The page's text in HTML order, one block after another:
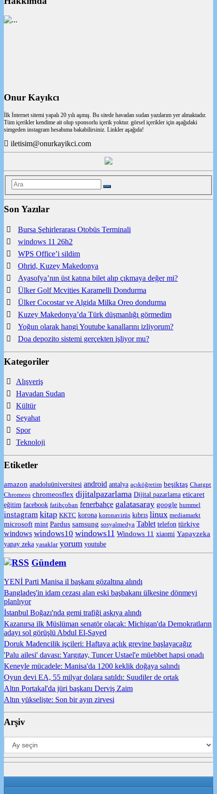
Onur Kayıkcı
İlk İnternet sitemi yapalı 20 yılı aşmış. Bu sitede havadan sudan yazılarım yer almaktadır.
Tüm içerikler kendime ait olup sponsorlu içerik yoktur. görsel içerikler için aşağıdaki
simgeden instagram hesabıma bakabilirsiniz. Linkler aşağıda!
iletisim@onurkayikci.com
Son Yazılar
Bursa Şehirlerarası Otobüs Terminali
windows 11 26h2
WPS Office’i sildim
Ohrid, Kuzey Makedonya
Ayasofya’nın üst katına bilet alıp çıkmaya değer mi?
Ülker Golf Mcvities Karamelli Dondurma
Ülker Cocostar ve Algida Milka Oreo dondurma
Kuzey Makedonya’da Türk düşmanlığı görmedim
Yoğun olarak hangi Youtube kanallarını izliyorum?
Doa depozito sistemi gerçekten işliyor mu?
Kategoriler
Alışveriş
Havadan Sudan
Kültür
Seyahat
Spor
Teknoloji
Etiketler
amazon anadoluüniversitesi android antalya açıköğretim beşiktaş Chatgpt
Chromeos chromeosflex dijitalpazarlama Dijital pazarlama eticaret
eğitim facebook fatihçoban fenerbahçe galatasaray google hummel
instagram kitap KKTC korona koronavirüs kıbrıs linux mediamarkt
microsoft mint Pardus samsung sosyalmedya Tablet telefon türkiye
windows windows10 windows11 Windows 11 xiaomi Yapayzeka
yapay zeka yasaklar yorum youtube
Gündem
YENİ Parti Manisa il başkanı gözaltına alındı
Bangladeş'in idam cezası alan eski başbakanı ülkesine dönmeyi
planlıyor
İstanbul Boğazı'nda gemi trafiği askıya alındı
Kazanırsa ilk Müslüman senatör olacak: Michigan'da Demokratların
adayı sol görüşlü Abdul El-Sayed
Doruk Madencilik işçileri: Haftaya açlık grevine başlayacağız
'Palu ailesi' davası: Yargıtay, Tuncer Ustael'e müebbet hapsi onadı
Keneyle mücadele: Manisa'da 1200 keklik doğaya salındı
Oyun devi EA, 55 milyar dolara satıldı: Suudiler de ortak
Altın Portakal'da jüri başkanı Derviş Zaim
Altın yükselişte: Son bir ayın zirvesi
Arşiv